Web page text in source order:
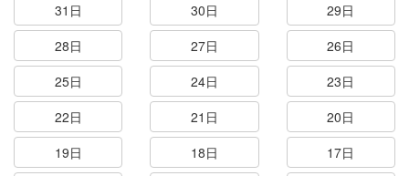
31日 30日
29日
28日
27日
26日
25日
24日
23日
22日
21日
20日
19日
18日
17日